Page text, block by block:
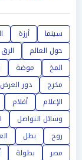
سينما أرزة
حول العالم
الرق
المخ
موضة
مخرج
دور العرض
الإعلام
أفلام
وسائل التواصل
روح
بطل
مصر
بطولة